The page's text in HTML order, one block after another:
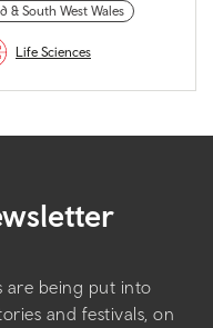
& South West Wales
Life Sciences
are being put into
and festivals, on